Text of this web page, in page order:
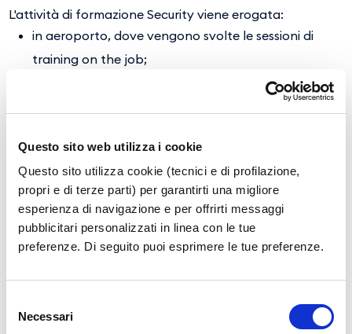
Questo sito web utilizza i cookie
Questo sito utilizza cookie (tecnici e di profilazione,
propri e di terze parti) per garantirti una migliore
esperienza di navigazione e per offrirti messaggi
pubblicitari personalizzati in linea con le tue
preferenze. Di seguito puoi esprimere le tue preferenze.
delNecessari
L'attività di formazione Security viene erogata:
in aeroporto, dove vengono svolte le sessioni di
training on the job;
presso le aule training, attrezzate con software di
simulazione per screeners, per la componente di
su richiesta, in esterna, presso strutture della
committenza;
Per maggiori informazioni sul training e sui costi vi
invitiamo a contattare il Security Training Center ai
Telefono: nei giorni feriali dalle 09 alle 13 e dalle 15 alle